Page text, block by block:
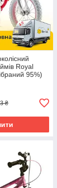
Royal
95%)
Рожевий
₴